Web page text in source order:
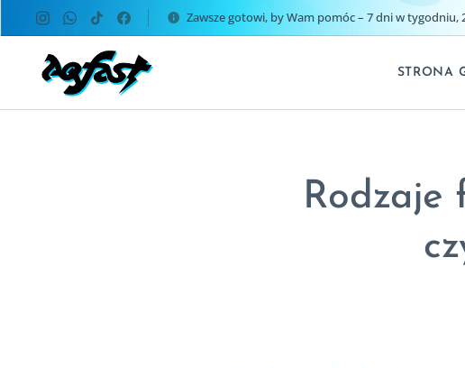
Zawsze gotowi, by Wam pomóc – 7 dni w tygodniu,
STRONA
Rodzaje